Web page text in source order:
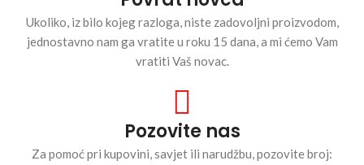
Ukoliko, iz bilo kojeg razloga, niste zadovoljni proizvodom,
jednostavno nam ga vratite u roku 15 dana, a mi ćemo Vam
vratiti Vaš novac.
Pozovite nas
Za pomoć pri kupovini, savjet ili narudžbu, pozovite broj: